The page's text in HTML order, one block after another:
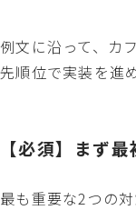
例文に沿って、カ
先順位で実装を進
【必須】まず
最も重要な2つの